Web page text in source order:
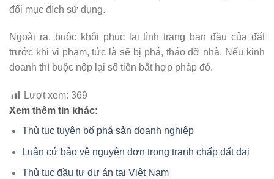
đổi mục đích sử dụng.
Ngoài ra, buộc khôi phục lại tình trạng ban đầu của đất
trước khi vi phạm, tức là sẽ bị phá, tháo dỡ nhà. Nếu kinh
doanh thì buộc nộp lại số tiền bất hợp pháp đó.
Lượt xem: 369
Xem thêm tin khác:
Thủ tục tuyên bố phá sản doanh nghiệp
Luận cứ bảo vệ nguyên đơn trong tranh chấp đất đai
Thủ tục đầu tư dự án tại Việt Nam